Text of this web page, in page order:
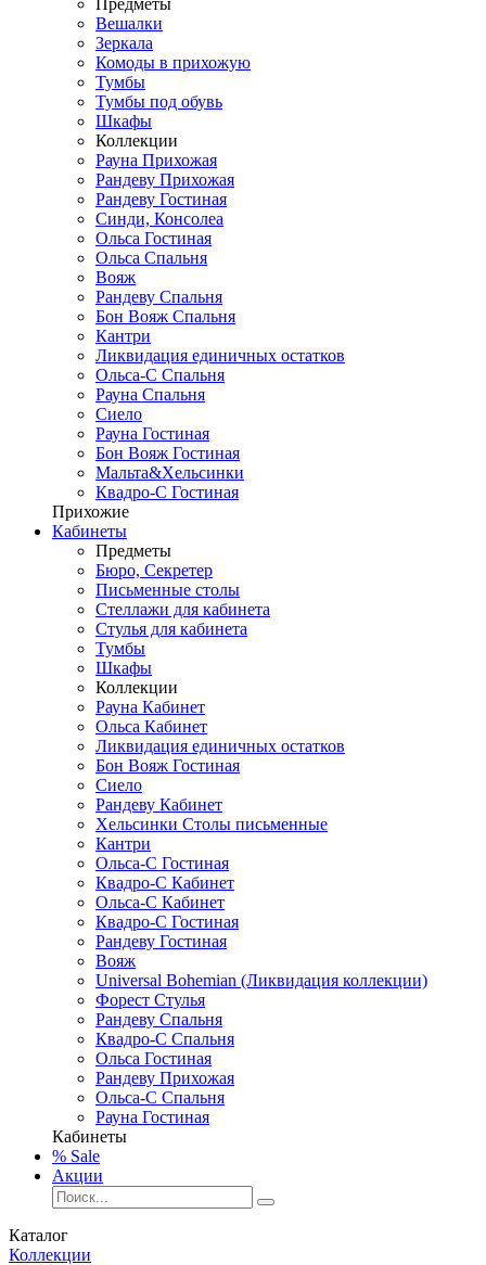
Предметы
Вешалки
Зеркала
Комоды в прихожую
Тумбы
Тумбы под обувь
Шкафы
Коллекции
Рауна Прихожая
Рандеву Прихожая
Рандеву Гостиная
Синди, Консолеа
Ольса Гостиная
Ольса Спальня
Вояж
Рандеву Спальня
Бон Вояж Спальня
Кантри
Ликвидация единичных остатков
Ольса-С Спальня
Рауна Спальня
Сиело
Рауна Гостиная
Бон Вояж Гостиная
Мальта&Хельсинки
Квадро-С Гостиная
Прихожие
Кабинеты
Предметы
Бюро, Секретер
Письменные столы
Стеллажи для кабинета
Стулья для кабинета
Тумбы
Шкафы
Коллекции
Рауна Кабинет
Ольса Кабинет
Ликвидация единичных остатков
Бон Вояж Гостиная
Сиело
Рандеву Кабинет
Хельсинки Столы письменные
Кантри
Ольса-С Гостиная
Квадро-С Кабинет
Ольса-С Кабинет
Квадро-С Гостиная
Рандеву Гостиная
Вояж
Universal Bohemian (Ликвидация коллекции)
Форест Стулья
Рандеву Спальня
Квадро-С Спальня
Ольса Гостиная
Рандеву Прихожая
Ольса-С Спальня
Рауна Гостиная
Кабинеты
% Sale
Акции
Каталог
Коллекции